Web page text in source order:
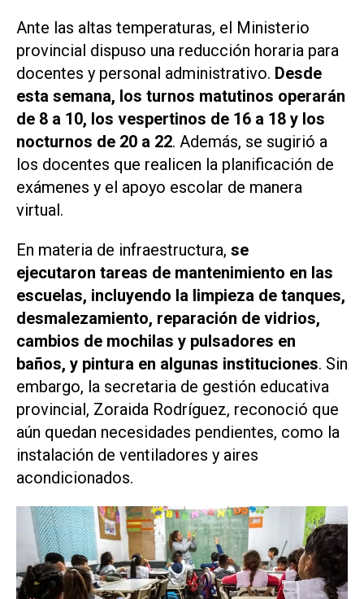
Ante las altas temperaturas, el Ministerio
provincial dispuso una reducción horaria para
docentes y personal administrativo. Desde
esta semana, los turnos matutinos operarán
de 8 a 10, los vespertinos de 16 a 18 y los
nocturnos de 20 a 22. Además, se sugirió a
los docentes que realicen la planificación de
exámenes y el apoyo escolar de manera
virtual.
En materia de infraestructura, se
ejecutaron tareas de mantenimiento en las
escuelas, incluyendo la limpieza de tanques,
desmalezamiento, reparación de vidrios,
cambios de mochilas y pulsadores en
baños, y pintura en algunas instituciones. Sin
embargo, la secretaria de gestión educativa
provincial, Zoraida Rodríguez, reconoció que
aún quedan necesidades pendientes, como la
instalación de ventiladores y aires
acondicionados.